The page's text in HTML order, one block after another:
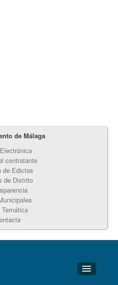
de Málaga
contratante
de Edictos
de Distrito
Temática